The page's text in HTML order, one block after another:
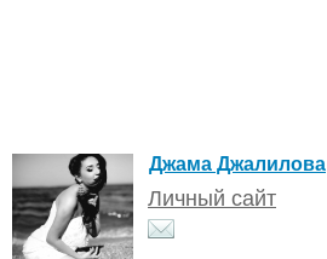
Джама Джалилова
Личный сайт